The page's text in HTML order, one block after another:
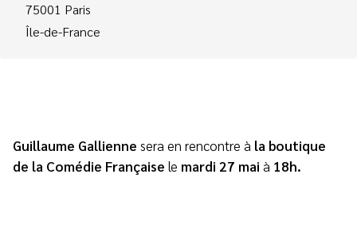
75001 Paris
Île-de-France
Guillaume Gallienne sera en rencontre à la boutique
de la Comédie Française le mardi 27 mai à 18h.